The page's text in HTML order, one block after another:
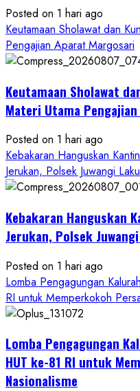
Posted on 1 hari ago
Keutamaan Sholawat dan
Pengajian Aparat Margosari
Keutamaan Sholawat
Materi Utama
Posted on 1 hari ago
Kebakaran Hanguskan
Jerukan, Polsek Juwangi
Kebakaran Hanguskan
Jerukan, Polsek
Posted on 1 hari ago
Lomba Pengagungan
RI untuk Memperkokoh
Lomba Pengagungan
HUT ke-81 RI untuk
Nasionalisme